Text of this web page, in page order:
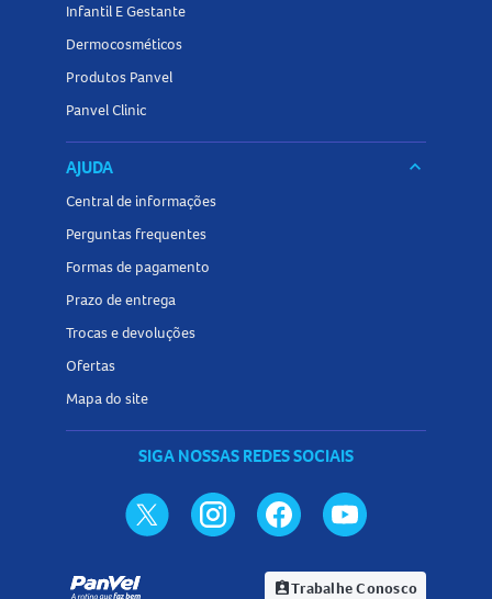
Infantil E Gestante
Dermocosméticos
Produtos Panvel
Panvel Clinic
AJUDA keyboard_arrow_down
Central de informações
Perguntas frequentes
Formas de pagamento
Prazo de entrega
Trocas e devoluções
Ofertas
Mapa do site
SIGA NOSSAS REDES SOCIAIS
assignment_indTrabalhe Conosco